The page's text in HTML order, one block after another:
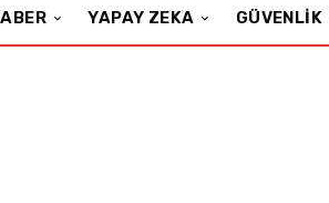
YAPAY ZEKA GÜVENLIK